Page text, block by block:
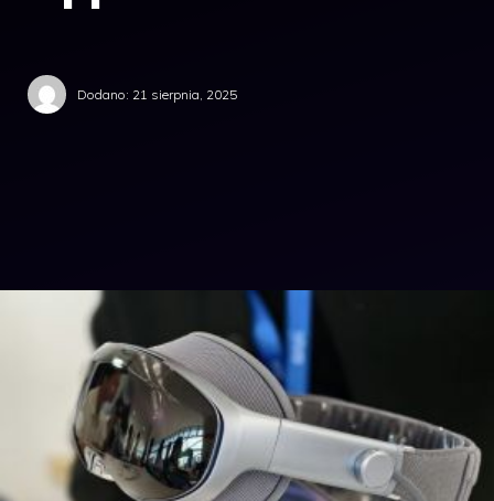
Dodano: 21 sierpnia, 2025